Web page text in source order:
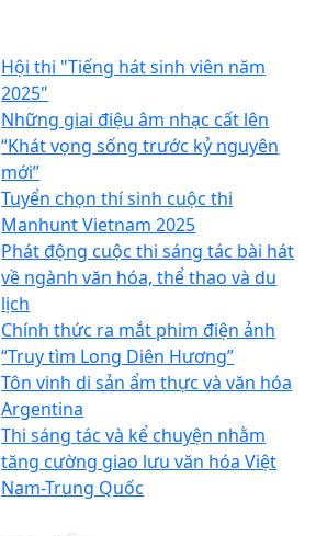
Hội thi "Tiếng hát sinh viên năm
2025"
Những giai điệu âm nhạc cất lên
“Khát vọng sống trước kỷ nguyên
mới”
Tuyển chọn thí sinh cuộc thi
Manhunt Vietnam 2025
Phát động cuộc thi sáng tác bài hát
về ngành văn hóa, thể thao và du
lịch
Chính thức ra mắt phim điện ảnh
“Truy tìm Long Diên Hương”
Tôn vinh di sản ẩm thực và văn hóa
Argentina
Thi sáng tác và kể chuyện nhằm
tăng cường giao lưu văn hóa Việt
Nam-Trung Quốc